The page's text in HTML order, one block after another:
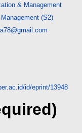
& Management
(S2)
id/eprint/13948